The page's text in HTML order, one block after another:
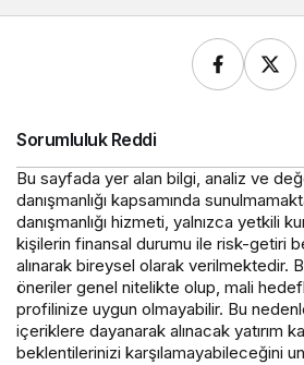
Sorumluluk Reddi
Bu sayfada yer alan bilgi, analiz ve
danışmanlığı kapsamında
danışmanlığı hizmeti, yalnızca yetkili
kişilerin finansal durumu ile risk-getiri
alınarak bireysel olarak verilmektedir.
öneriler genel nitelikte olup, mali
profilinize uygun olmayabilir. Bu
içeriklere dayanarak alınacak yatırım
beklentilerinizi karşılamayabileceğini